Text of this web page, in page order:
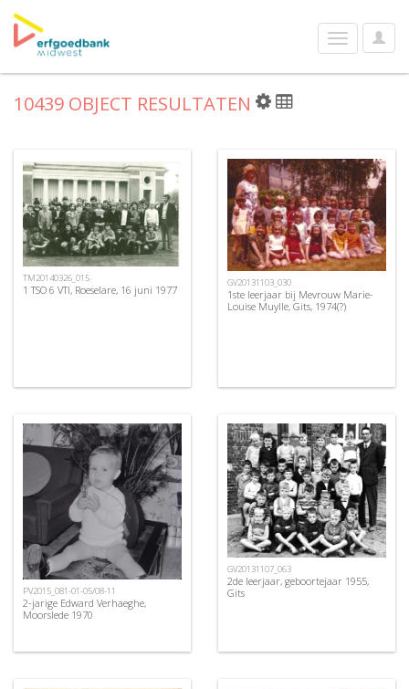
User
Toggle
navigation
10439 OBJECT RESULTATEN
TM20140326_015
1 TSO 6 VTI, Roeselare, 16 juni 1977
GV20131103_030
1ste leerjaar bij Mevrouw Marie-
Louise Muylle, Gits, 1974(?)
PV2015_081-01-05/08-11
2-jarige Edward Verhaeghe,
Moorslede 1970
GV20131107_063
2de leerjaar, geboortejaar 1955,
Gits